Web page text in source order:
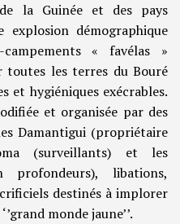
la Guinée et des pays
démographique
« favélas »
toutes les terres du Bouré
et hygiéniques exécrables.
et organisée par des
Damantigui (propriétaire
(surveillants) et les
profondeurs), libations,
destinés à implorer
monde jaune’’.